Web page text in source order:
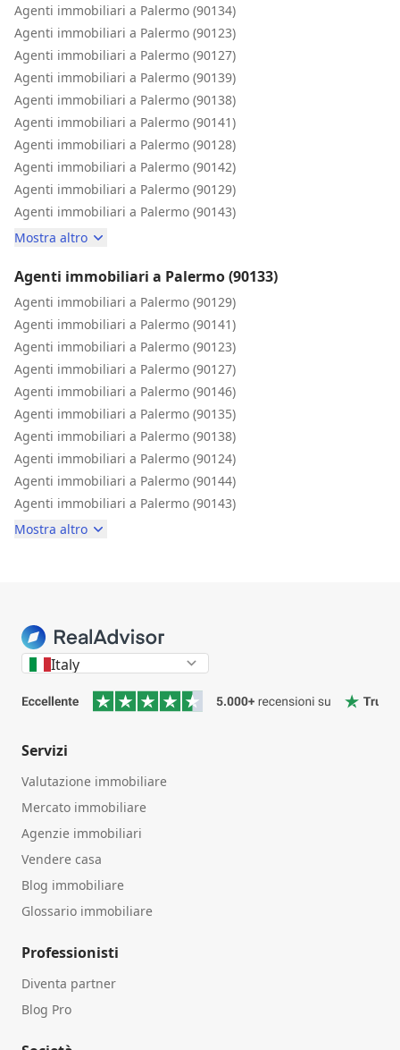
Agenti immobiliari a Palermo (90134)
Agenti immobiliari a Palermo (90123)
Agenti immobiliari a Palermo (90127)
Agenti immobiliari a Palermo (90139)
Agenti immobiliari a Palermo (90138)
Agenti immobiliari a Palermo (90141)
Agenti immobiliari a Palermo (90128)
Agenti immobiliari a Palermo (90142)
Agenti immobiliari a Palermo (90129)
Agenti immobiliari a Palermo (90143)
Mostra altro
Agenti immobiliari a Palermo (90133)
Agenti immobiliari a Palermo (90129)
Agenti immobiliari a Palermo (90141)
Agenti immobiliari a Palermo (90123)
Agenti immobiliari a Palermo (90127)
Agenti immobiliari a Palermo (90146)
Agenti immobiliari a Palermo (90135)
Agenti immobiliari a Palermo (90138)
Agenti immobiliari a Palermo (90124)
Agenti immobiliari a Palermo (90144)
Agenti immobiliari a Palermo (90143)
Mostra altro
Italy
Servizi
Valutazione immobiliare
Mercato immobiliare
Agenzie immobiliari
Vendere casa
Blog immobiliare
Glossario immobiliare
Professionisti
Diventa partner
Blog Pro